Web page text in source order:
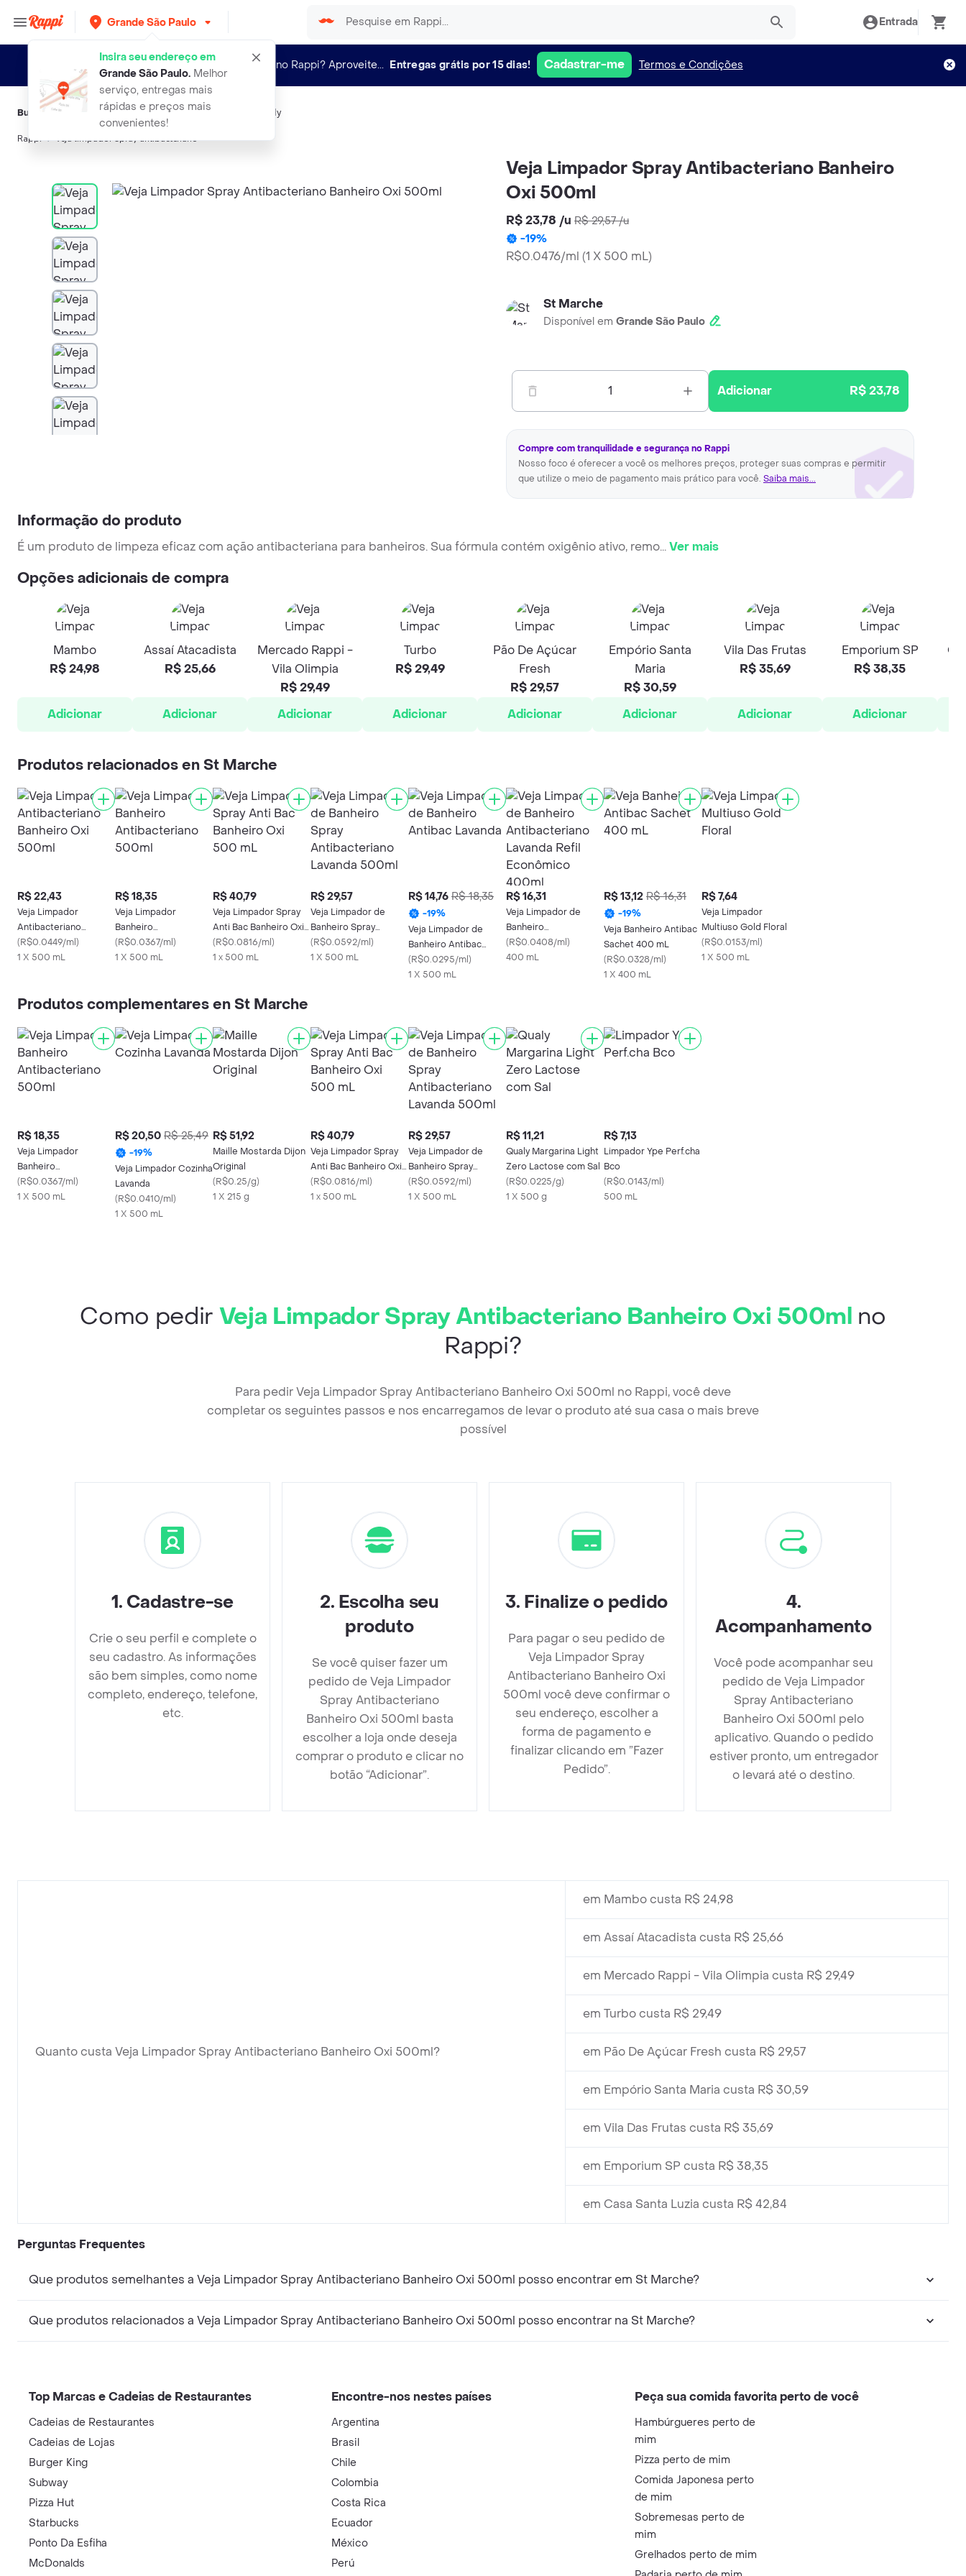
Grande São Paulo
Insira seu endereço em
Grande São Paulo.Melhor
serviço, entregas mais
rápidas e preços mais
convenientes!
Entrada
Novo no Rappi? Aproveite... Entregas grátis por 15 dias! Cadastrar-me Termos e Condições
Buscas relacionadas:Limpadores multiuso,Veja Qualy
Rappi veja limpador spray antibacteriano
Veja Limpador Spray Antibacteriano Banheiro
Oxi 500ml
R$ 23,78 /u R$ 29,57/u
-19%
R$0.0476/ml (1 X 500 mL)
St Marche
Disponível em Grande São Paulo
1 Adicionar R$ 23,78
Compre com tranquilidade e segurança no Rappi
Nosso foco é oferecer a você os melhores preços, proteger suas compras e permitir
que utilize o meio de pagamento mais prático para você. Saiba mais...
Informação do produto
É um produto de limpeza eficaz com ação antibacteriana para banheiros. Sua fórmula contém oxigênio ativo, remo...Ver mais
Opções adicionais de compra
Mambo
R$ 24,98
Adicionar
Assaí Atacadista
R$ 25,66
Adicionar
Mercado Rappi -
Vila Olimpia
R$ 29,49
Adicionar
Turbo
R$ 29,49
Adicionar
Pão De Açúcar
Fresh
R$ 29,57
Adicionar
Empório Santa
Maria
R$ 30,59
Adicionar
Vila Das Frutas
R$ 35,69
Adicionar
Emporium SP
R$ 38,35
Adicionar
Produtos relacionados en St Marche
R$ 22,43
Veja Limpador
Antibacteriano
Banheiro Oxi 500ml
(R$0.0449/ml)
1 X 500 mL
R$ 18,35
Veja Limpador
Banheiro
Antibacteriano 500ml
(R$0.0367/ml)
1 X 500 mL
R$ 40,79
Veja Limpador Spray
Anti Bac Banheiro Oxi
500 mL
(R$0.0816/ml)
1 x 500 mL
R$ 29,57
Veja Limpador de
Banheiro Spray
Antibacteriano
Lavanda 500ml
(R$0.0592/ml)
1 X 500 mL
R$ 14,76 R$ 18,35
-19%
Veja Limpador de
Banheiro Antibac
Lavanda
(R$0.0295/ml)
1 X 500 mL
R$ 16,31
Veja Limpador de
Banheiro
Antibacteriano
Lavanda Refil
(R$0.0408/ml)
400 mL
R$ 13,12 R$ 16,31
-19%
Veja Banheiro Antibac
Sachet 400 mL
(R$0.0328/ml)
1 X 400 mL
R$ 7,64
Veja Limpador
Multiuso Gold Floral
(R$0.0153/ml)
1 X 500 mL
Produtos complementares en St Marche
R$ 18,35
Veja Limpador
Banheiro
Antibacteriano 500ml
(R$0.0367/ml)
1 X 500 mL
R$ 20,50 R$ 25,49
-19%
Veja Limpador Cozinha
Lavanda
(R$0.0410/ml)
1 X 500 mL
R$ 51,92
Maille Mostarda Dijon
Original
(R$0.25/g)
1 X 215 g
R$ 40,79
Veja Limpador Spray
Anti Bac Banheiro Oxi
500 mL
(R$0.0816/ml)
1 x 500 mL
R$ 29,57
Veja Limpador de
Banheiro Spray
Antibacteriano
Lavanda 500ml
(R$0.0592/ml)
1 X 500 mL
R$ 11,21
Qualy Margarina Light
Zero Lactose com Sal
(R$0.0225/g)
1 X 500 g
R$ 7,13
Limpador Ype Perf.cha
Bco
(R$0.0143/ml)
500 mL
Como pedir Veja Limpador Spray Antibacteriano Banheiro Oxi 500ml no
Rappi?
Para pedir Veja Limpador Spray Antibacteriano Banheiro Oxi 500ml no Rappi, você deve
completar os seguintes passos e nos encarregamos de levar o produto até sua casa o mais breve
possível
1. Cadastre-se
Crie o seu perfil e complete o
seu cadastro. As informações
são bem simples, como nome
completo, endereço, telefone,
etc.
2. Escolha seu
produto
Se você quiser fazer um
pedido de Veja Limpador
Spray Antibacteriano
Banheiro Oxi 500ml basta
escolher a loja onde deseja
comprar o produto e clicar no
botão “Adicionar”.
3. Finalize o pedido
Para pagar o seu pedido de
Veja Limpador Spray
Antibacteriano Banheiro Oxi
500ml você deve confirmar o
seu endereço, escolher a
forma de pagamento e
finalizar clicando em ”Fazer
Pedido”.
4.
Acompanhamento
Você pode acompanhar seu
pedido de Veja Limpador
Spray Antibacteriano
Banheiro Oxi 500ml pelo
aplicativo. Quando o pedido
estiver pronto, um entregador
o levará até o destino.
Quanto custa Veja Limpador Spray Antibacteriano Banheiro Oxi 500ml?
em Mambo custa R$ 24,98
em Assaí Atacadista custa R$ 25,66
em Mercado Rappi - Vila Olimpia custa R$ 29,49
em Turbo custa R$ 29,49
em Pão De Açúcar Fresh custa R$ 29,57
em Empório Santa Maria custa R$ 30,59
em Vila Das Frutas custa R$ 35,69
em Emporium SP custa R$ 38,35
em Casa Santa Luzia custa R$ 42,84
Perguntas Frequentes
Que produtos semelhantes a Veja Limpador Spray Antibacteriano Banheiro Oxi 500ml posso encontrar em St Marche?
Que produtos relacionados a Veja Limpador Spray Antibacteriano Banheiro Oxi 500ml posso encontrar na St Marche?
Top Marcas e Cadeias de Restaurantes
Cadeias de Restaurantes
Cadeias de Lojas
Burger King
Subway
Pizza Hut
Starbucks
Ponto Da Esfiha
McDonalds
Encontre-nos nestes países
Argentina
Brasil
Chile
Colombia
Costa Rica
Ecuador
México
Perú
Peça sua comida favorita perto de você
Hambúrgueres perto de
mim
Pizza perto de mim
Comida Japonesa perto
de mim
Sobremesas perto de
mim
Grelhados perto de mim